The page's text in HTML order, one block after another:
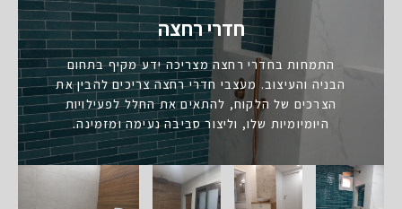
חדרי רחצה
התמחות בחדרי רחצה מצריכה ידע מקיף בתחום
הבניה והעיצוב. מעצבי חדרי רחצה צריכים להבין את
הצרכים של הלקוח, להתאים את החלל לפעילויות
היומיומיות שלו, וליצור סביבה נעימה ומזמינה.